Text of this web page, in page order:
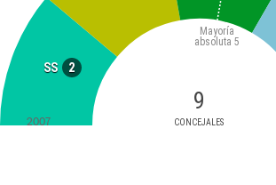
SS 2
9
CONCEJALES
Mayoría
absoluta 5
2007